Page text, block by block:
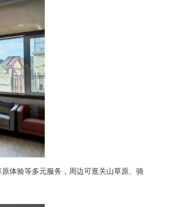
体验等多元服务，周边可逛关山草原、骑